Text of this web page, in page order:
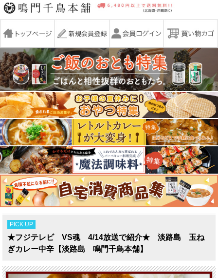
PICK UP
★フジテレビ VS魂 4/14放送で紹介★ 淡路島 玉ね
ぎカレー中辛【淡路島 鳴門千鳥本舗】